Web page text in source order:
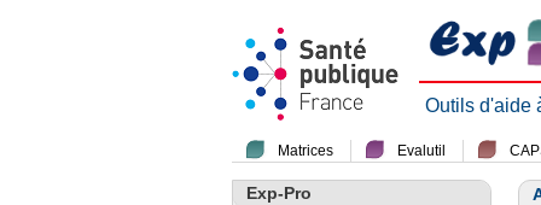
Outils d'aide
Matrices Evalutil
Exp-Pro